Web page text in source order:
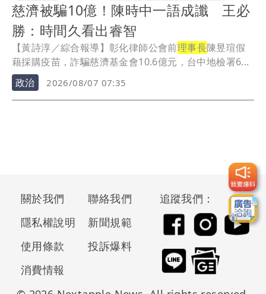
慈濟被騙10億！陳時中一語成讖 王必
勝：時間久看出睿智
【黃詩淳／綜合報導】彰化律師公會前理事長陳昱瑄假
藉採購疫苗，詐騙慈濟基金會10.6億元，台中地檢署6...
政治
2026/08/07 07:35
關於我們
聯絡我們
隱私權說明
新聞規範
使用條款
投訴爆料
消費情報
追蹤我們：